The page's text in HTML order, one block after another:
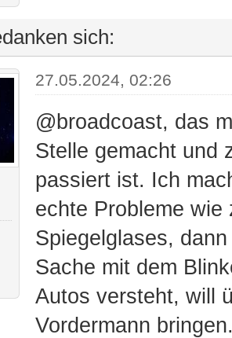
sich:
27.05.2024, 02:26
@broadcoast, das
Stelle gemacht und
passiert ist. Ich
echte Probleme
Spiegelglases,
Sache mit dem
Autos versteht, will
Vordermann